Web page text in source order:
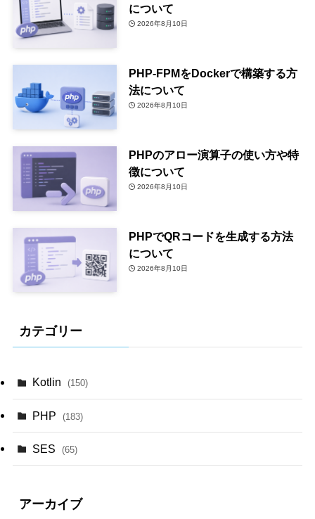
について
2026年8月10日
PHP-FPMをDockerで構築する方
法について
2026年8月10日
PHPのアロー演算子の使い方や特
徴について
2026年8月10日
PHPでQRコードを生成する方法
について
2026年8月10日
カテゴリー
Kotlin (150)
PHP (183)
SES (65)
アーカイブ